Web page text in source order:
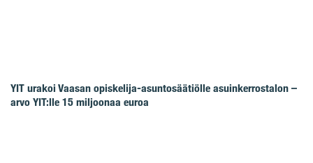
YIT urakoi Vaasan opiskelija-asuntosäätiölle asuinkerrostalon –
arvo YIT:lle 15 miljoonaa euroa